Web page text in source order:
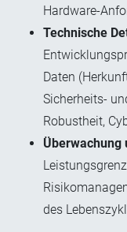
Hardware-
Technische
Daten
Sicherheits-
Robustheit,
Überwachung
des